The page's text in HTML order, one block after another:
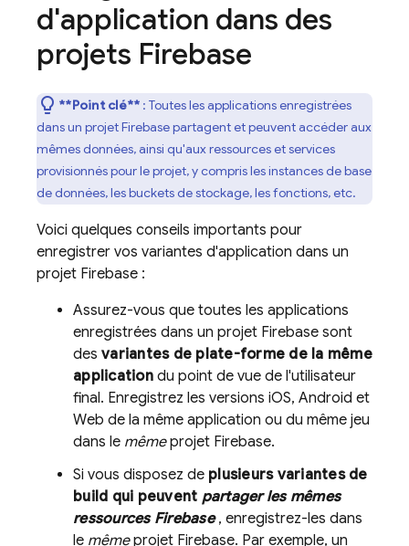
d'application dans des
projets Firebase
**Point clé** : Toutes les applications enregistrées
dans un projet Firebase partagent et peuvent accéder aux
mêmes données, ainsi qu'aux ressources et services
provisionnés pour le projet, y compris les instances de base
de données, les buckets de stockage, les fonctions, etc.
Voici quelques conseils importants pour
enregistrer vos variantes d'application dans un
projet Firebase :
Assurez-vous que toutes les applications
enregistrées dans un projet Firebase sont
des variantes de plate-forme de la même
applicationdu point de vue de l'utilisateur
final. Enregistrez les versions iOS, Android et
Web de la même application ou du même jeu
dans le mêmeprojet Firebase.
Si vous disposez de plusieurs variantes de
build qui peuvent partager les mêmes
ressources Firebase, enregistrez-les dans
le mêmeprojet Firebase. Par exemple, un